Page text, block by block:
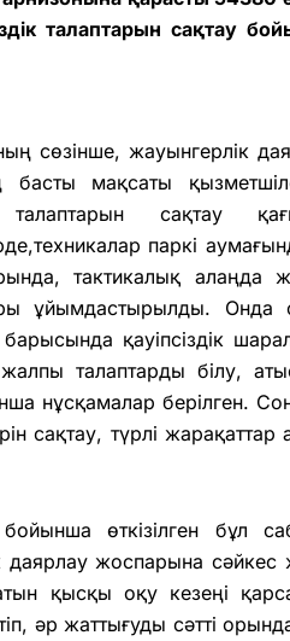
талаптарын сақтау
сөзінше, жауынгерлік
мақсаты
талаптарын сақтау
паркі
тактикалық алаңда
ұйымдастырылды. Онда
қауіпсіздік
жалпы талаптарды білу,
нұсқамалар берілген.
сақтау, түрлі
бойынша өткізілген бұл
даярлау жоспарына
қысқы оқу кезеңі
әр жаттығуды сәтті